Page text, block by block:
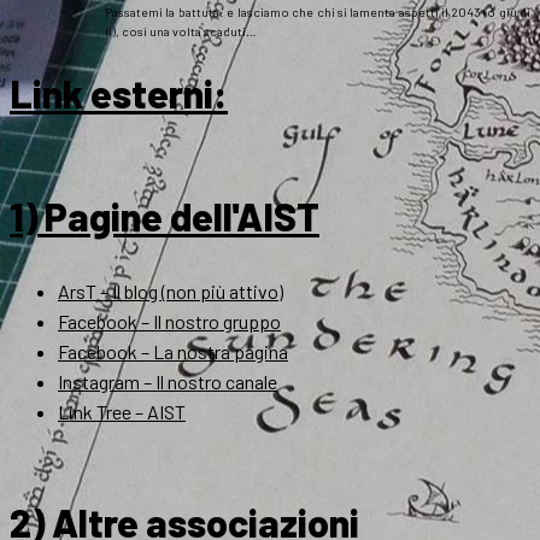
Passatemi la battuta: e lasciamo che chi si lamenta aspetti il 2043 (o giù di
lì), così una volta scaduti…
Link esterni:
1) Pagine dell'AIST
ArsT – Il blog (non più attivo)
Facebook – Il nostro gruppo
Facebook – La nostra pagina
Instagram – Il nostro canale
Link Tree – AIST
2) Altre associazioni